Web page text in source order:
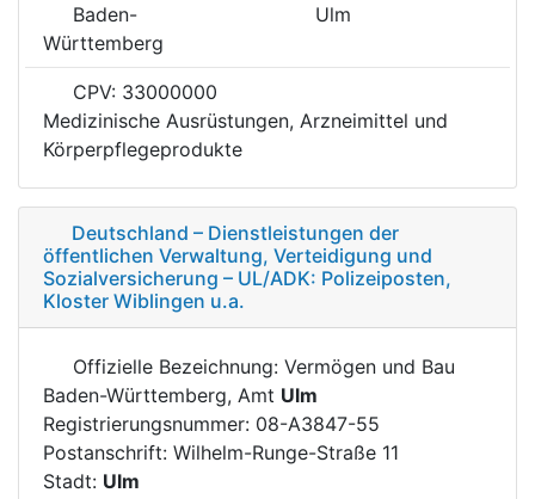
Baden-
Württemberg
Ulm
CPV: 33000000
Medizinische Ausrüstungen, Arzneimittel und
Körperpflegeprodukte
Deutschland – Dienstleistungen der
öffentlichen Verwaltung, Verteidigung und
Sozialversicherung – UL/ADK: Polizeiposten,
Kloster Wiblingen u.a.
Offizielle Bezeichnung: Vermögen und Bau
Baden-Württemberg, Amt Ulm
Registrierungsnummer: 08-A3847-55
Postanschrift: Wilhelm-Runge-Straße 11
Stadt: Ulm